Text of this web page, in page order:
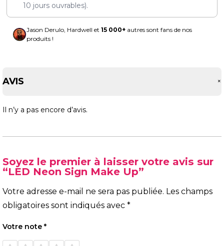
10 jours ouvrables).
Jason Derulo, Hardwell et 15 000+ autres sont fans de nos
produits !
AVIS +
Il n’y a pas encore d’avis.
Soyez le premier à laisser votre avis sur
“LED Neon Sign Make Up”
Votre adresse e-mail ne sera pas publiée. Les champs
obligatoires sont indiqués avec *
Votre note *
1 étoile2 étoiles3 étoiles4 étoiles
5 étoiles